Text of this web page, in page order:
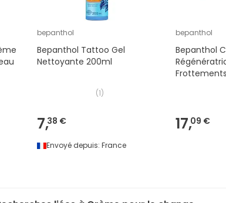
bepanthol
Bepanthol Tattoo Gel
Nettoyante 200ml
(1)
7,38 €
Envoyé depuis: France
bepanthol
Bepanthol
17,09 €